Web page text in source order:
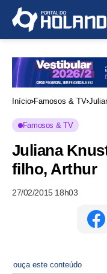
Início Famosos & TV
Famosos & TV
Juliana
filho, Arthur
27/02/2015 18h03
ouça este conteúdo